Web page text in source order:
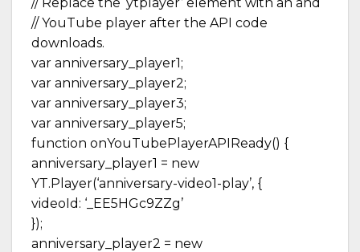
// YouTube player after the API code
downloads.
var anniversary_player1;
var anniversary_player2;
var anniversary_player3;
var anniversary_player5;
function onYouTubePlayerAPIReady() {
anniversary_player1 = new
YT.Player(‘anniversary-video1-play’, {
videoId: ‘_EE5HGc9ZZg’
});
anniversary_player2 = new